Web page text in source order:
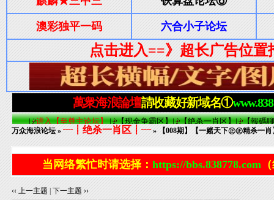
万众海浪论坛 »┈┋绝杀一肖区┋┈» 【008期】【一赌天下㊣㊣精杀一
当网络繁忙时请选择： https://bbs.838778.com
‹‹ 上一主题 |下一主题 ››